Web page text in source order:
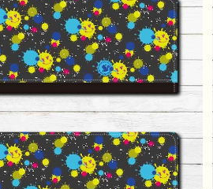
師 オリジナル デザイン グッ
ウォレット タイトル：夏空と君 作：